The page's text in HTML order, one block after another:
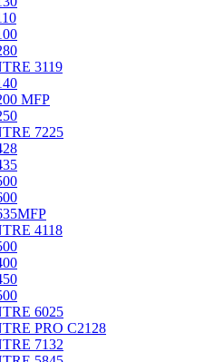
3119
MFP
7225
4118
6025
PRO C2128
7132